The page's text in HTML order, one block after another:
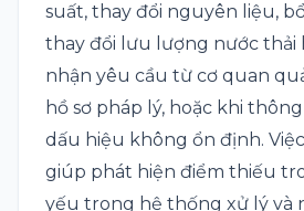
suất, thay đổi nguyên liệu,
thay đổi lưu lượng nước thải
nhận yêu cầu từ cơ quan
hồ sơ pháp lý, hoặc khi
dấu hiệu không ổn định.
giúp phát hiện điểm thiếu
yếu trong hệ thống xử lý và